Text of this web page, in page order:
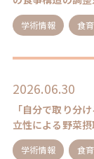
学術情報 食育
2026.06.30
「自分で取り分
立性による野菜
学術情報 食育